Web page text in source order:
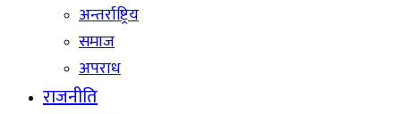
अन्तर्राष्ट्रिय
समाज
अपराध
राजनीति